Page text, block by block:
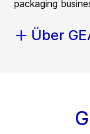
packaging
Über